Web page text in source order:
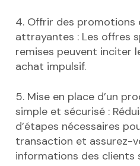
4. Offrir des promotions
attrayantes : Les offres
remises peuvent inciter
achat impulsif.
5. Mise en place d’un
simple et sécurisé :
d’étapes nécessaires
transaction et assurez-
informations des clients